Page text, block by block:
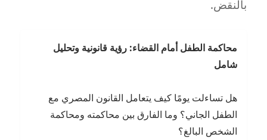
بالنقض.
محاكمة الطفل أمام القضاء: رؤية قانونية وتحليل
شامل
هل تساءلت يومًا كيف يتعامل القانون المصري مع
الطفل الجاني؟ وما الفارق بين محاكمته ومحاكمة
الشخص البالغ؟